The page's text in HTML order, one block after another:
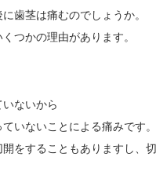
歯茎は痛むのでしょうか。
つかの理由があります。
ないから
いないことによる痛みです。
をすることもありますし、